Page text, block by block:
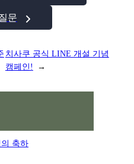
문
치사쿠 공식 LINE 개설 기념
캠페인!
→
축하